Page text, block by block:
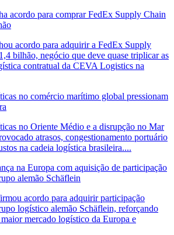
acordo para comprar FedEx Supply Chain
acordo para adquirir a FedEx Supply
bilhão, negócio que deve quase triplicar as
contratual da CEVA Logistics na
no comércio marítimo global pressionam
no Oriente Médio e a disrupção no Mar
atrasos, congestionamento portuário
na cadeia logística brasileira....
na Europa com aquisição de participação
alemão Schäflein
acordo para adquirir participação
logístico alemão Schäflein, reforçando
maior mercado logístico da Europa e